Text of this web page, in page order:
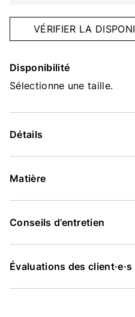
VÉRIFIER LA
Disponibilité
Sélectionne une taille.
Détails
Matière
Conseils d’entretien
Évaluations des client·e·s